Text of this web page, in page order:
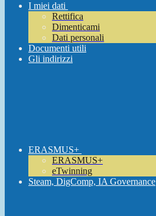
I miei dati
Rettifica
Dimenticami
Dati personali
Documenti utili
Gli indirizzi
ERASMUS+
ERASMUS+
eTwinning
Steam, DigComp, IA Governance